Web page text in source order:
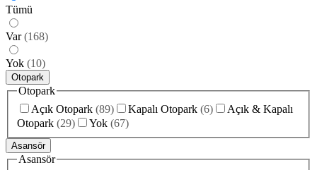
Tümü
Var (168)
Yok (10)
Otopark
Otopark
Açık Otopark (89) Kapalı Otopark (6)
Açık & Kapalı
Otopark (29) Yok (67)
Asansör
Asansör